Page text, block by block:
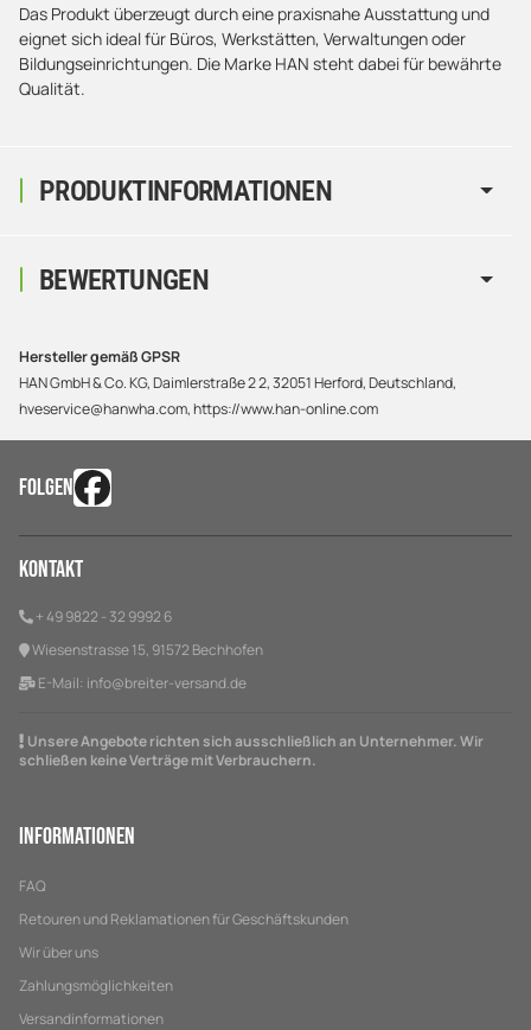
PRODUKTINFORMATIONEN
Das Produkt überzeugt durch eine praxisnahe Ausstattung und
eignet sich ideal für Büros, Werkstätten, Verwaltungen oder
Bildungseinrichtungen. Die Marke HAN steht dabei für bewährte
Qualität.
BEWERTUNGEN
Hersteller gemäß GPSR
HAN GmbH & Co. KG, Daimlerstraße 2 2, 32051 Herford, Deutschland,
hveservice@hanwha.com, https://www.han-online.com
FOLGEN
Kontakt
+ 49 9822 - 32 9992 6
Wiesenstrasse 15, 91572 Bechhofen
E-Mail: info@breiter-versand.de
Unsere Angebote richten sich ausschließlich an Unternehmer. Wir
schließen keine Verträge mit Verbrauchern.
Informationen
FAQ
Retouren und Reklamationen für Geschäftskunden
Wir über uns
Zahlungsmöglichkeiten
Versandinformationen